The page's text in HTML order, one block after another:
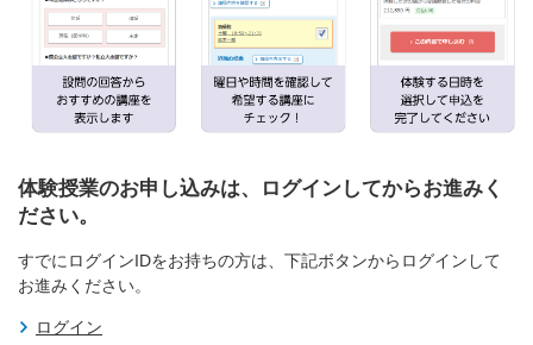
体験授業のお申し込みは、ログインしてからお進みく
ださい。
すでにログインIDをお持ちの方は、下記ボタンからログインして
お進みください。
ログイン